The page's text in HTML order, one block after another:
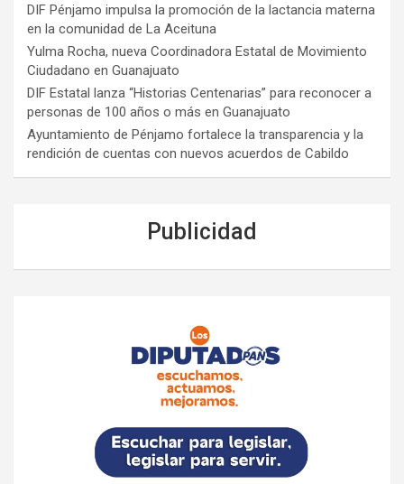
DIF Pénjamo impulsa la promoción de la lactancia materna
en la comunidad de La Aceituna
Yulma Rocha, nueva Coordinadora Estatal de Movimiento
Ciudadano en Guanajuato
DIF Estatal lanza “Historias Centenarias” para reconocer a
personas de 100 años o más en Guanajuato
Ayuntamiento de Pénjamo fortalece la transparencia y la
rendición de cuentas con nuevos acuerdos de Cabildo
Publicidad